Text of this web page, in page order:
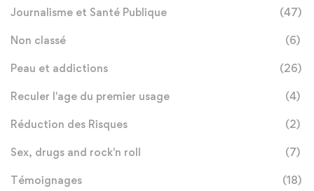
Journalisme et Santé Publique (47)
Non classé (6)
Peau et addictions (26)
Reculer l'age du premier usage (4)
Réduction des Risques (2)
Sex, drugs and rock'n roll (7)
Témoignages (18)